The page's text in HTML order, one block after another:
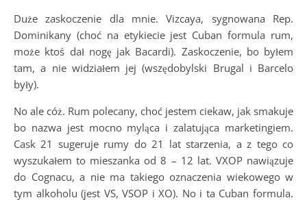
Duże zaskoczenie dla mnie. Vizcaya, sygnowana Rep.
Dominikany (choć na etykiecie jest Cuban formula rum,
może ktoś dał nogę jak Bacardi). Zaskoczenie, bo byłem
tam, a nie widziałem jej (wszędobylski Brugal i Barcelo
były).
No ale cóż. Rum polecany, choć jestem ciekaw, jak smakuje
bo nazwa jest mocno myląca i zalatująca marketingiem.
Cask 21 sugeruje rumy do 21 lat starzenia, a z tego co
wyszukałem to mieszanka od 8 – 12 lat. VXOP nawiązuje
do Cognacu, a nie ma takiego oznaczenia wiekowego w
tym alkoholu (jest VS, VSOP i XO). No i ta Cuban formula.